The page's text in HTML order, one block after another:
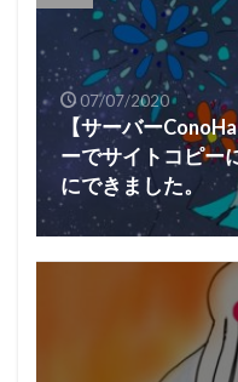
07/07/2020
【サーバー
ーでサイトコピー
にできました。